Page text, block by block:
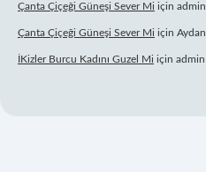
Çanta Çiçeği Güneşi Sever Mi için admin
Çanta Çiçeği Güneşi Sever Mi için Aydan
İKizler Burcu Kadını Guzel Mi için admin